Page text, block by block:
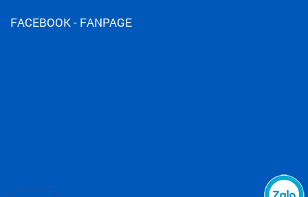
FACEBOOK - FANPAGE